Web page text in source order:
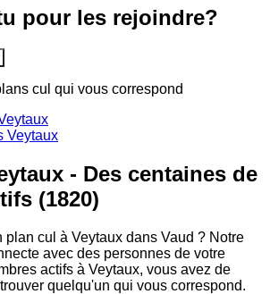
pour les rejoindre?
cul qui vous correspond
Veytaux
- Des centaines de
(1820)
plan cul à Veytaux dans Vaud ? Notre
avec des personnes de votre
actifs à Veytaux, vous avez de
quelqu'un qui vous correspond.